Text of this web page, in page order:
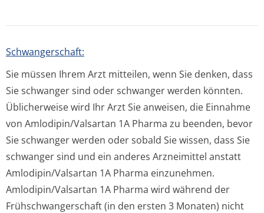
Schwangerschaft:
Sie müssen Ihrem Arzt mitteilen, wenn Sie denken, dass
Sie schwanger sind oder schwanger werden könnten.
Üblicherweise wird Ihr Arzt Sie anweisen, die Einnahme
von Amlodipin/Valsartan 1A Pharma zu beenden, bevor
Sie schwanger werden oder sobald Sie wissen, dass Sie
schwanger sind und ein anderes Arzneimittel anstatt
Amlodipin/Valsartan 1A Pharma einzunehmen.
Amlodipin/Valsartan 1A Pharma wird während der
Frühschwangerschaft (in den ersten 3 Monaten) nicht